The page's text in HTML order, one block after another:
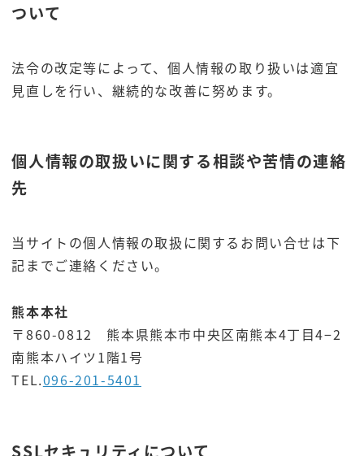
ついて
法令の改定等によって、個人情報の取り扱いは適宜
見直しを行い、継続的な改善に努めます。
個人情報の取扱いに関する相談や苦情の連絡
先
当サイトの個人情報の取扱に関するお問い合せは下
記までご連絡ください。
熊本本社
〒860-0812 熊本県熊本市中央区南熊本4丁目4−2
南熊本ハイツ1階1号
TEL.096-201-5401
SSLセキュリティについて